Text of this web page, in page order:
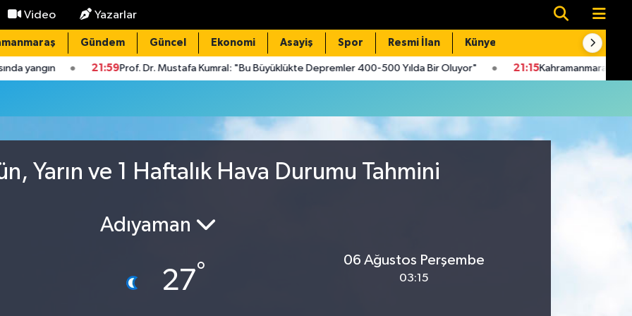
Video Yazarlar
Gündem Güncel Ekonomi Asayiş Spor Resmi İlan Künye
21:59Prof. Dr. Mustafa Kumral: "Bu Büyüklükte Depremler 400-500 Yılda Bir Oluyor" 21:15Kahramanmaraş'ta
Yarın ve 1 Haftalık Hava Durumu Tahmini
Adıyaman
27°
06 Ağustos Perşembe
03:15